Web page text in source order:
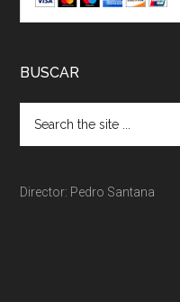
BUSCAR
Director: Pedro Santana